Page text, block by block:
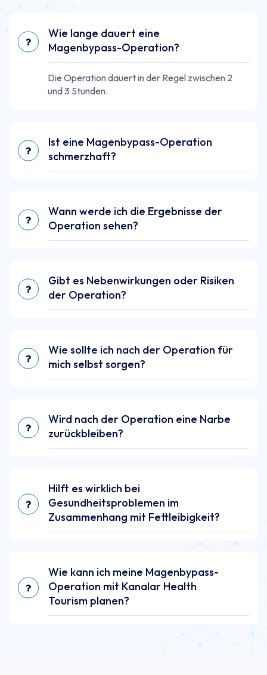
Wie lange dauert eine
Magenbypass-Operation?
Die Operation dauert in der Regel zwischen 2
und 3 Stunden.
Ist eine Magenbypass-Operation
schmerzhaft?
Wann werde ich die Ergebnisse der
Operation sehen?
Gibt es Nebenwirkungen oder Risiken
der Operation?
Wie sollte ich nach der Operation für
mich selbst sorgen?
Wird nach der Operation eine Narbe
zurückbleiben?
Hilft es wirklich bei
Gesundheitsproblemen im
Zusammenhang mit Fettleibigkeit?
Wie kann ich meine Magenbypass-
Operation mit Kanalar Health
Tourism planen?